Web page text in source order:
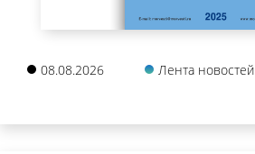
08.08.2026 Лента новостей